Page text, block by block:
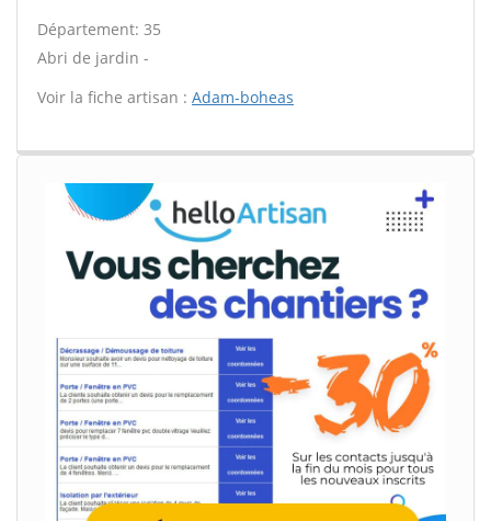
Département: 35
Abri de jardin -
Voir la fiche artisan : Adam-boheas